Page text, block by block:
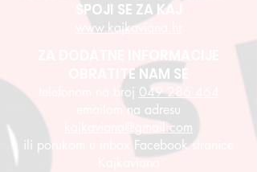
SPOJI SE ZA KAJ
www.kajkaviana.hr
ZA DODATNE INFORMACIJE
OBRATITE NAM SE
telefonom na broj 049 286 464
emailom na adresu
kajkaviana@gmail.com
ili porukom u inbox Facebook stranice
Kajkaviana